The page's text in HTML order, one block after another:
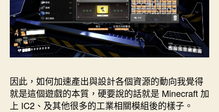
因此，如何加速產出與設計各個資源的動向我覺得
就是這個遊戲的本質，硬要說的話就是 Minecraft 加
上 IC2、及其他很多的工業相關模組後的樣子。